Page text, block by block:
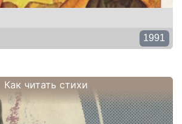
1991
Как читать стихи